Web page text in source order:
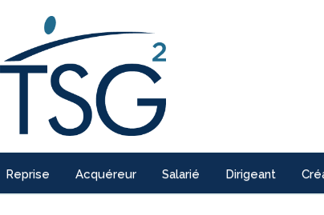
Reprise Acquéreur Salarié Dirigeant